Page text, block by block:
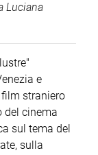
Luciana
e
straniero
del cinema
sul tema del
sulla